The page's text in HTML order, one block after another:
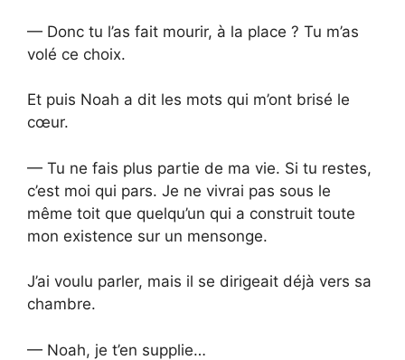
— Donc tu l’as fait mourir, à la place ? Tu m’as
volé ce choix.
Et puis Noah a dit les mots qui m’ont brisé le
cœur.
— Tu ne fais plus partie de ma vie. Si tu restes,
c’est moi qui pars. Je ne vivrai pas sous le
même toit que quelqu’un qui a construit toute
mon existence sur un mensonge.
J’ai voulu parler, mais il se dirigeait déjà vers sa
chambre.
— Noah, je t’en supplie…